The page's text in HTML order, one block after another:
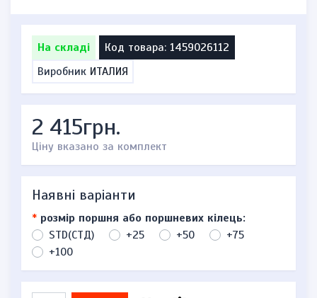
На складі
Код товара: 1459026112
Виробник ИТАЛИЯ
2 415грн.
Ціну вказано за комплект
Наявні варіанти
* розмір поршня або поршневих кілець:
STD(СТД)
+25 +50
+75
+100